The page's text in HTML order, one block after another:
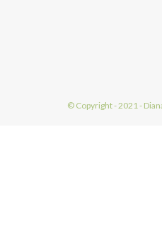
© Copyright - 2021 -